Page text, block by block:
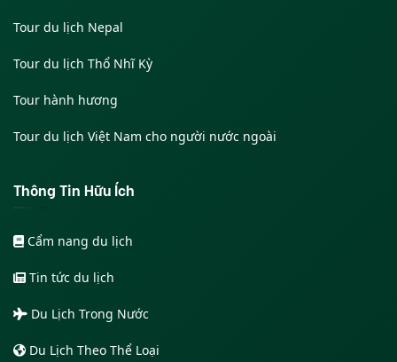
Tour du lịch Nepal
Tour du lịch Thổ Nhĩ Kỳ
Tour hành hương
Tour du lịch Việt Nam cho người nước ngoài
Thông Tin Hữu Ích
Cẩm nang du lịch
Tin tức du lịch
Du Lịch Trong Nước
Du Lịch Theo Thể Loại